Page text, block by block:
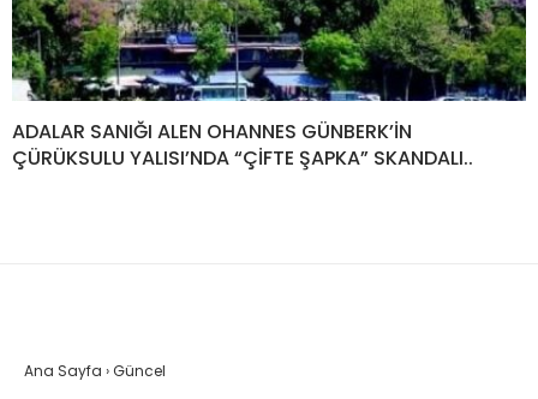
ADALAR SANIĞI ALEN OHANNES GÜNBERK’İN
ÇÜRÜKSULU YALISI’NDA “ÇİFTE ŞAPKA” SKANDALI..
Ana Sayfa ›Güncel